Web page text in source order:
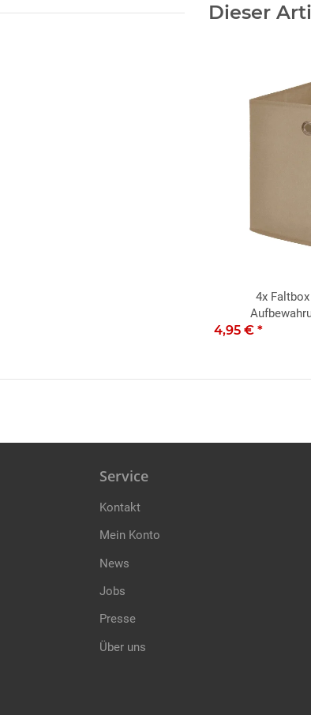
Dieser
4x Faltbox
4,95 € *
Service
Kontakt
Mein Konto
News
Jobs
Presse
Über uns